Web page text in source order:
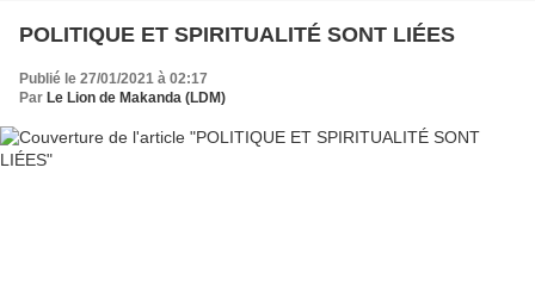
POLITIQUE ET SPIRITUALITÉ SONT LIÉES
Publié le 27/01/2021 à 02:17
Par Le Lion de Makanda (LDM)